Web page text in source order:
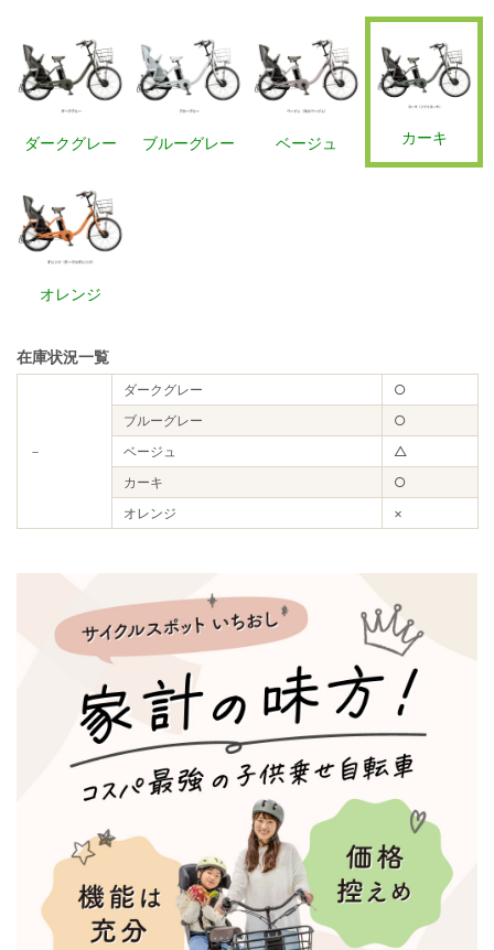
ダークグレー ブルーグレー ベージュ カーキ
オレンジ
在庫状況一覧
－
ダークグレー
○
ブルーグレー
○
ベージュ
△
カーキ
○
オレンジ
×